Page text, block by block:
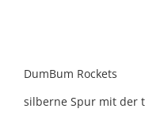
DumBum Rockets
silberne Spur mit der